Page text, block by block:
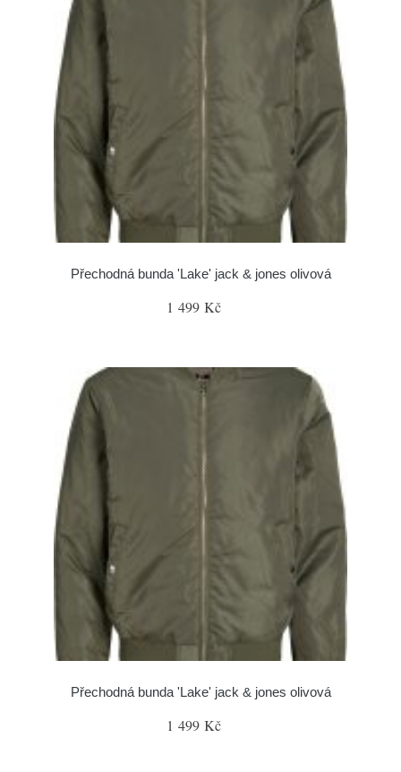
Přechodná bunda 'Lake' jack & jones olivová
1 499 Kč
Přechodná bunda 'Lake' jack & jones olivová
1 499 Kč